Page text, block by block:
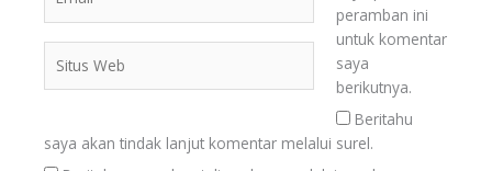
Web
peramban ini
untuk komentar
saya
berikutnya.
Beritahu
saya akan tindak lanjut komentar melalui surel.